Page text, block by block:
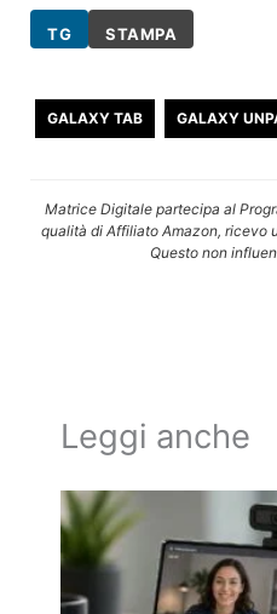
TG STAMPA
GALAXY TAB GALAXY
Matrice Digitale partecipa al
qualità di Affiliato Amazon, ricevo
Questo non
Leggi anche